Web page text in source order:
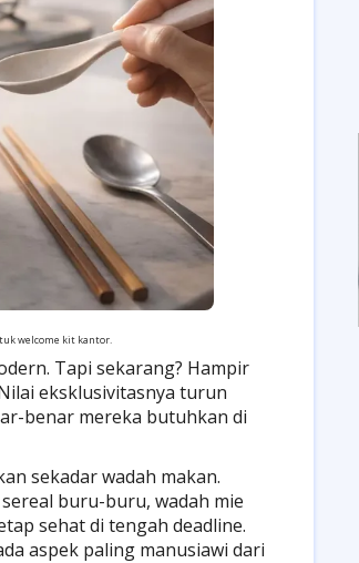
welcome kit kantor.
Tapi sekarang? Hampir
eksklusivitasnya turun
benar mereka butuhkan di
sekadar wadah makan.
buru-buru, wadah mie
sehat di tengah deadline.
aspek paling manusiawi dari